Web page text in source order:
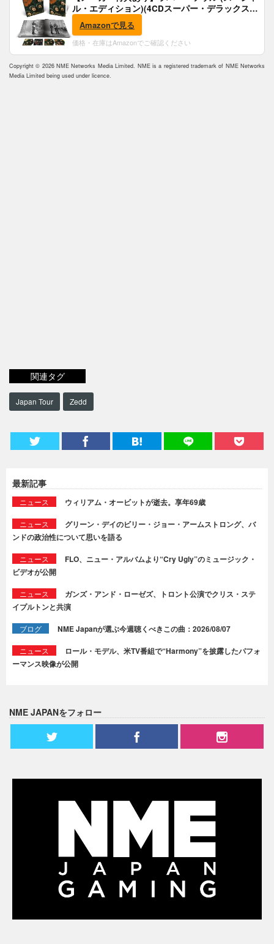
ル・エディション)(4CDスーパー・デラックス)
(完全生産限定盤)(SHM-CD)(特典:B2ポスター付)
Amazonで見る
価格・在庫はAmazonでご確認ください
Copyright © 2026 NME Networks Media Limited. NME is a registered trademark of NME Networks
Media Limited being used under licence.
関連タグ
Japan Tour Zedd
最新記事
ニュース ウィリアム・オービットが逝去。享年69歳
ニュース
グリーン・デイのビリー・ジョー・アームストロング、バ
ンドの政治性について思いを語る
ニュース
FLO、ニュー・アルバムより“Cry Ugly”のミュージック・
ビデオが公開
ニュース
ガンズ・アンド・ローゼズ、トロント公演でクリス・ステ
イプルトンと共演
ブログ NME Japanが選ぶ今週聴くべきこの曲：2026/08/07
ニュース
ロール・モデル、米TV番組で“Harmony”を披露したパフォ
ーマンス映像が公開
NME JAPANをフォロー